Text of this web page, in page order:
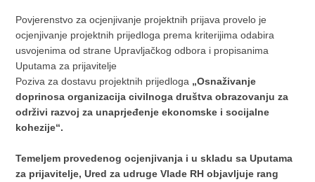
Povjerenstvo za ocjenjivanje projektnih prijava provelo je
ocjenjivanje projektnih prijedloga prema kriterijima odabira
usvojenima od strane Upravljačkog odbora i propisanima
Uputama za prijavitelje
Poziva za dostavu projektnih prijedloga „Osnaživanje
doprinosa organizacija civilnoga društva obrazovanju za
održivi razvoj za unaprjeđenje ekonomske i socijalne
kohezije“.
Temeljem provedenog ocjenjivanja i u skladu sa Uputama
za prijavitelje, Ured za udruge Vlade RH objavljuje rang